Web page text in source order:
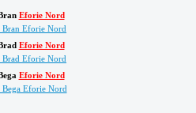
Eforie Nord
Eforie Nord
Eforie Nord